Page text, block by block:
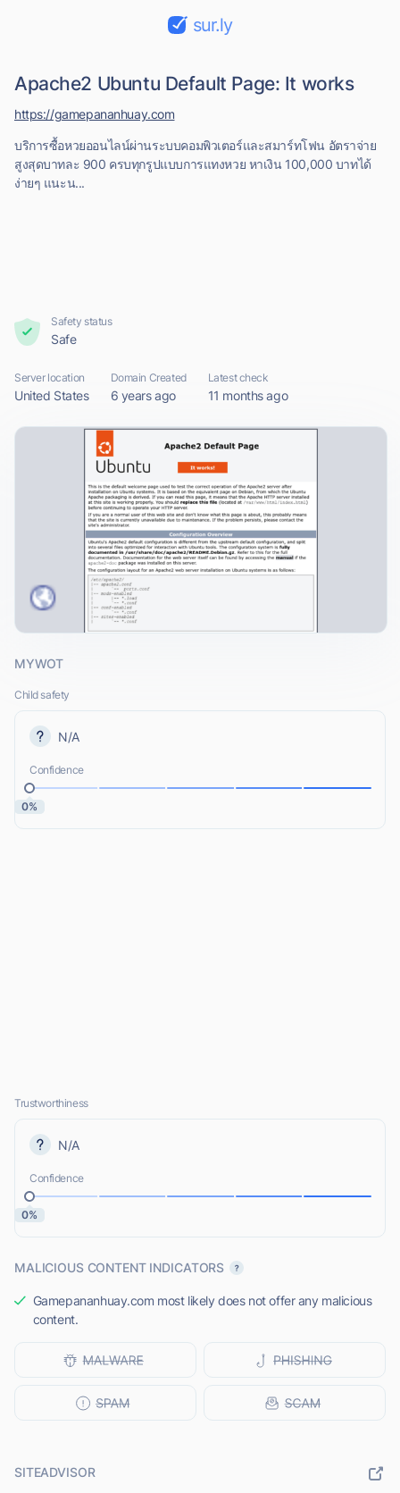
sur.ly
Apache2 Ubuntu Default Page: It works
บริการซื้อหวยออนไลน์ผ่านระบบคอมพิวเตอร์และสมาร์ทโฟน อัตราจ่าย
สูงสุดบาทละ 900 ครบทุกรูปแบบการแทงหวย หาเงิน 100,000 บาทได้
ง่ายๆ แนะน...
https://gamepananhuay.com
Safety status
Safe
Server location
United States
Domain Created
6 years ago
Latest check
11 months ago
MYWOT
Child safety
N/A
Confidence
0%
Trustworthiness
N/A
Confidence
0%
MALICIOUS CONTENT INDICATORS
Gamepananhuay.com most likely does not offer any malicious
content.
SITEADVISOR